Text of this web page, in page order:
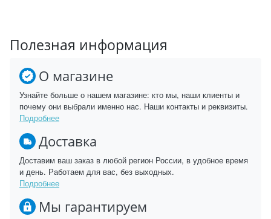
Полезная информация
О магазине
Узнайте больше о нашем магазине: кто мы, наши клиенты и
почему они выбрали именно нас. Наши контакты и реквизиты.
Подробнее
Доставка
Доставим ваш заказ в любой регион России, в удобное время
и день. Работаем для вас, без выходных.
Подробнее
Мы гарантируем